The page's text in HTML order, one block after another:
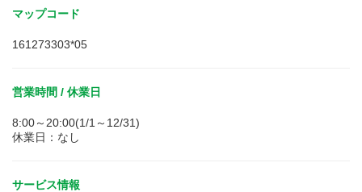
マップコード
161273303*05
営業時間 / 休業日
8:00～20:00(1/1～12/31)
休業日：なし
サービス情報